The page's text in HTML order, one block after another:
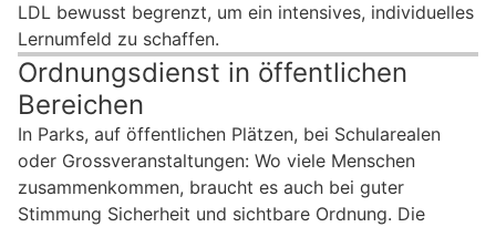
LDL bewusst begrenzt, um ein intensives, individuelles
Lernumfeld zu schaffen.
Ordnungsdienst in öffentlichen
Bereichen
In Parks, auf öffentlichen Plätzen, bei Schularealen
oder Grossveranstaltungen: Wo viele Menschen
zusammenkommen, braucht es auch bei guter
Stimmung Sicherheit und sichtbare Ordnung. Die